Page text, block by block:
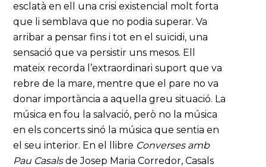
esclatà en ell una crisi existencial molt forta
que li semblava que no podia superar. Va
arribar a pensar fins i tot en el suïcidi, una
sensació que va persistir uns mesos. Ell
mateix recorda l’extraordinari suport que va
rebre de la mare, mentre que el pare no va
donar importància a aquella greu situació. La
música en fou la salvació, però no la música
en els concerts sinó la música que sentia en
el seu interior. En el llibre Converses amb
Pau Casalsde Josep Maria Corredor, Casals